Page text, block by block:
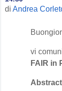
di Andrea
vi
FAIR in